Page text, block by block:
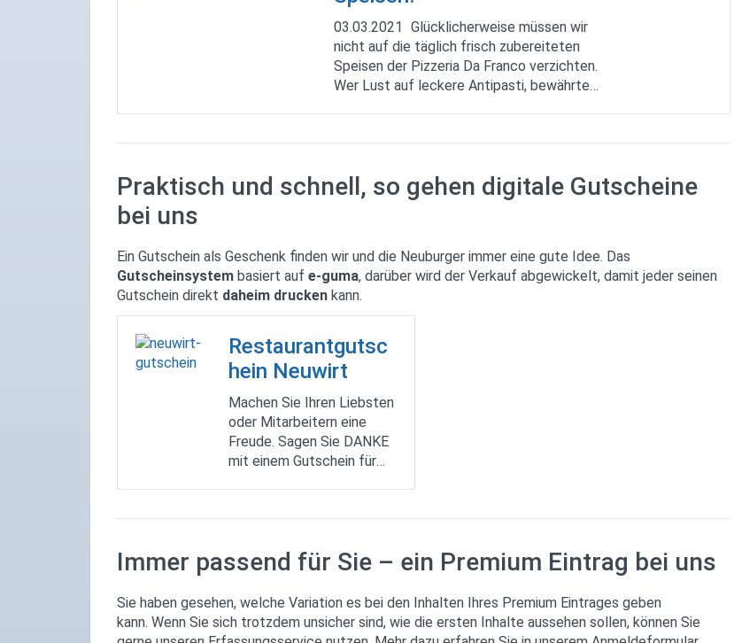
Tagliatelle mit Tomatensoße, Grillgemüse,
Lachswürfel und Wolfsbarschwürfel. Noch
mehr leckere Speisen findet auf unserer
Wochenkarte
03.03.2021 Glücklicherweise müssen wir
nicht auf die täglich frisch zubereiteten
Speisen der Pizzeria Da Franco verzichten.
Wer Lust auf leckere Antipasti, bewährte
Aceto melden und seine Bestellung
20,-€ wird Euch sogar das Essen frei Haus
Praktisch und schnell, so gehen digitale Gutscheine
bei uns
Ein Gutschein als Geschenk finden wir und die Neuburger immer eine gute Idee. Das
Gutscheinsystem basiert auf e-guma, darüber wird der Verkauf abgewickelt, damit jeder seinen
Gutschein direkt daheim drucken kann.
Restaurantgutsc
hein Neuwirt
Machen Sie Ihren Liebsten
oder Mitarbeitern eine
Freude. Sagen Sie DANKE
mit einem Gutschein für
Sofortüberweisung oder
gleich zuhause ausdrucken
Unterstützung!
Immer passend für Sie – ein Premium Eintrag bei uns
Sie haben gesehen, welche Variation es bei den Inhalten Ihres Premium Eintrages geben
kann. Wenn Sie sich trotzdem unsicher sind, wie die ersten Inhalte aussehen sollen, können Sie